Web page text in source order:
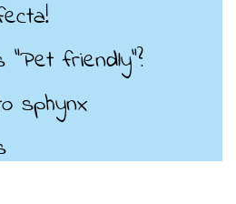
friendly”?
sphynx